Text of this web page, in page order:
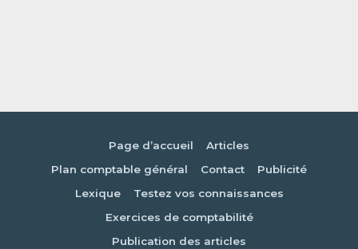
Page d’accueil
Articles
Plan comptable général
Contact
Publicité
Lexique
Testez vos connaissances
Exercices de comptabilité
Publication des articles